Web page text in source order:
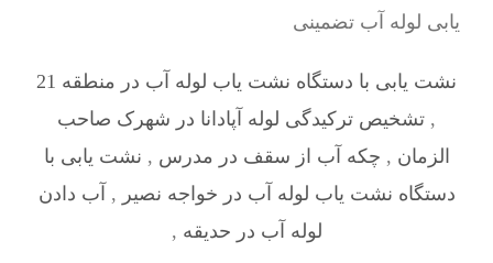
یابی لوله آب تضمینی
نشت یابی با دستگاه نشت یاب لوله آب در منطقه 21
, تشخیص ترکیدگی لوله آپادانا در شهرک صاحب
الزمان , چکه آب از سقف در مدرس , نشت یابی با
دستگاه نشت یاب لوله آب در خواجه نصیر , آب دادن
لوله آب در حدیقه ,